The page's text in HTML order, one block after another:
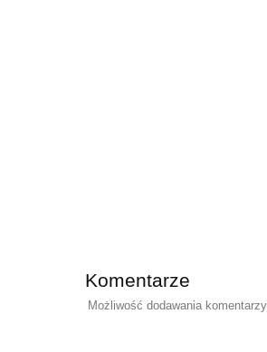
Komentarze
Możliwość dodawania